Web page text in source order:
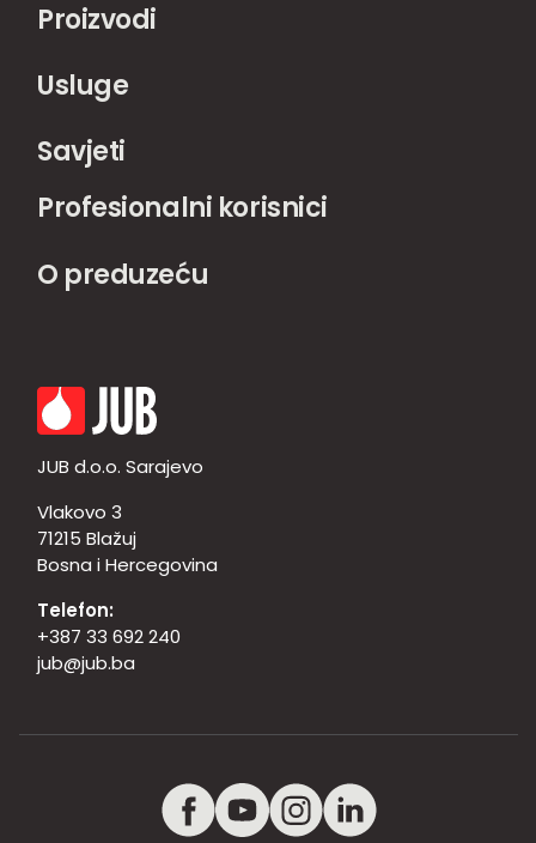
Proizvodi
Usluge
Savjeti
Profesionalni korisnici
O preduzeću
JUB d.o.o. Sarajevo
Vlakovo 3
71215 Blažuj
Bosna i Hercegovina
Telefon:
+387 33 692 240
jub@jub.ba